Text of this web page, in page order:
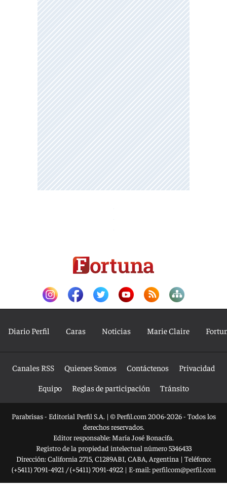
Diario Perfil Caras Noticias Marie Claire
Canales RSS Quienes Somos Contáctenos
Privacidad
Equipo
Reglas de participación Tránsito
Parabrisas - Editorial Perfil S.A. | © Perfil.com 2006-2026 - Todos los
derechos reservados.
Editor responsable: María José Bonacifa.
Registro de la propiedad intelectual número 5346433
Dirección:California 2715, C1289ABI, CABA, Argentina | Teléfono:
(+5411) 7091-4921 /(+5411) 7091-4922| E-mail:perfilcom@perfil.com